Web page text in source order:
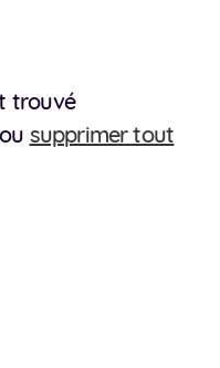
trouvé
supprimer tout